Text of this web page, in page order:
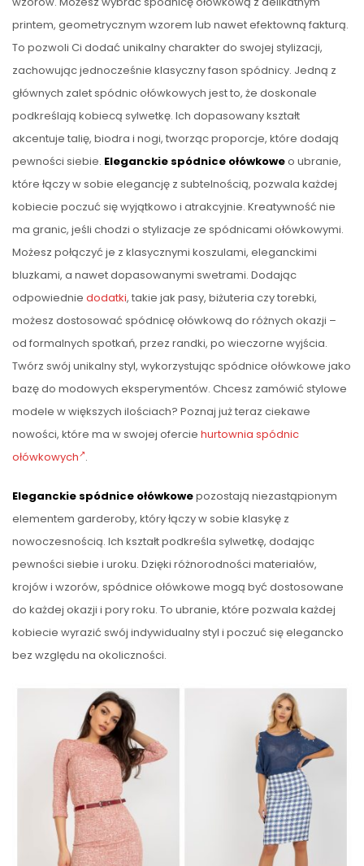
printem, geometrycznym wzorem lub nawet efektowną fakturą.
To pozwoli Ci dodać unikalny charakter do swojej stylizacji,
zachowując jednocześnie klasyczny fason spódnicy. Jedną z
głównych zalet spódnic ołówkowych jest to, że doskonale
podkreślają kobiecą sylwetkę. Ich dopasowany kształt
akcentuje talię, biodra i nogi, tworząc proporcje, które dodają
pewności siebie. Eleganckie spódnice ołówkoweo ubranie,
które łączy w sobie elegancję z subtelnością, pozwala każdej
kobiecie poczuć się wyjątkowo i atrakcyjnie. Kreatywność nie
ma granic, jeśli chodzi o stylizacje ze spódnicami ołówkowymi.
Możesz połączyć je z klasycznymi koszulami, eleganckimi
bluzkami, a nawet dopasowanymi swetrami. Dodając
odpowiednie dodatki, takie jak pasy, biżuteria czy torebki,
możesz dostosować spódnicę ołówkową do różnych okazji –
od formalnych spotkań, przez randki, po wieczorne wyjścia.
Twórz swój unikalny styl, wykorzystując spódnice ołówkowe jako
bazę do modowych eksperymentów. Chcesz zamówić stylowe
modele w większych ilościach? Poznaj już teraz ciekawe
nowości, które ma w swojej ofercie hurtownia spódnic
ołówkowych .
Eleganckie spódnice ołówkowepozostają niezastąpionym
elementem garderoby, który łączy w sobie klasykę z
nowoczesnością. Ich kształt podkreśla sylwetkę, dodając
pewności siebie i uroku. Dzięki różnorodności materiałów,
krojów i wzorów, spódnice ołówkowe mogą być dostosowane
do każdej okazji i pory roku. To ubranie, które pozwala każdej
kobiecie wyrazić swój indywidualny styl i poczuć się elegancko
bez względu na okoliczności.